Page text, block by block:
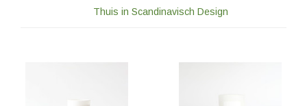
Thuis in Scandinavisch Design